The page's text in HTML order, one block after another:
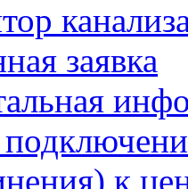
заявка
к